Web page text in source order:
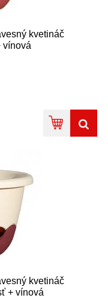
kvetináč
vínová
kvetináč
+ vínová